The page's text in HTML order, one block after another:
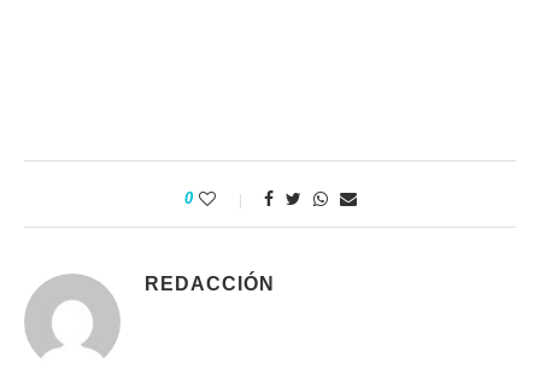
0
REDACCIÓN